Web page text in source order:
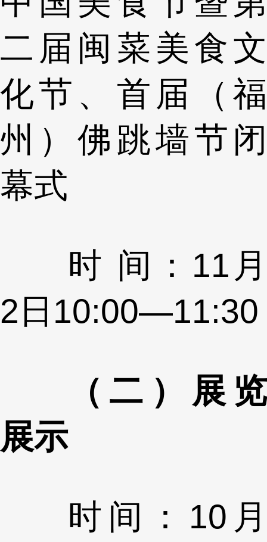
二届闽菜美食文
化节、首届（福
州）佛跳墙节闭
幕式
时 间：11月
2日10:00—11:30
（二）展览
展示
时间：10月